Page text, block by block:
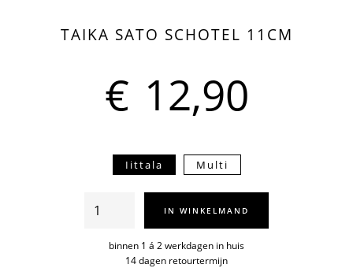
TAIKA SATO SCHOTEL 11CM
€ 12,90
Iittala Multi
Taika
schotel
IN WINKELMAND
binnen 1 á 2 werkdagen in huis
14 dagen retourtermijn